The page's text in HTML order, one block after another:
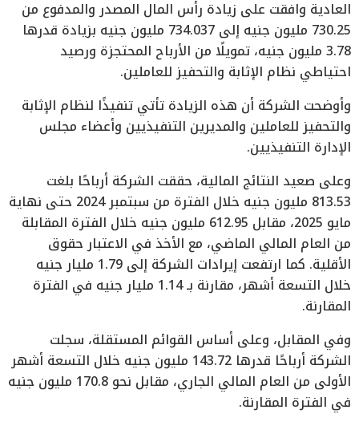
العادية وافقت على زيادة رأس المال المصدر والمدفوع من
730.25 مليون جنيه إلى 734.037 مليون جنيه بزيادة قدرها
3.78 مليون جنيه، تمويلًا من الأرباح المحتجزة ورصيد
احتياطي نظام الإثابة والتحفيز للعاملين.
وأوضحت الشركة أن هذه الزيادة تأتي تنفيذًا لنظام الإثابة
والتحفيز للعاملين والمديرين التنفيذيين وأعضاء مجلس
الإدارة التنفيذيين.
وعلى صعيد النتائج المالية، حققت الشركة أرباحًا بلغت
813.53 مليون جنيه خلال الفترة من سبتمبر 2024 حتى نهاية
مايو 2025، مقابل 612.95 مليون جنيه خلال الفترة المقابلة
من العام المالي الماضي، مع الأخذ في الاعتبار حقوق
الأقلية. كما ارتفعت إيرادات الشركة إلى 1.79 مليار جنيه
خلال التسعة أشهر، مقارنة بـ 1.14 مليار جنيه في الفترة
المقارنة.
وفي المقابل، وعلى أساس القوائم المستقلة، سجلت
الشركة أرباحًا قدرها 143.72 مليون جنيه خلال التسعة أشهر
الأولى من العام المالي الجاري، مقابل نحو 170.8 مليون جنيه
في الفترة المقارنة.